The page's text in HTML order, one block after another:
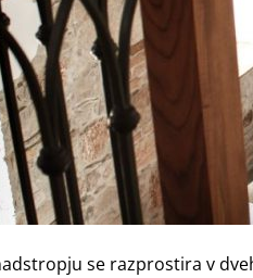
se razprostira v